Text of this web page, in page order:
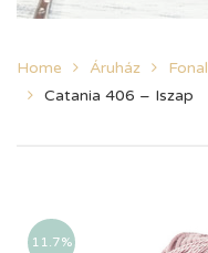
Home Áruház Fonal
Catania 406 – Iszap
11.7%